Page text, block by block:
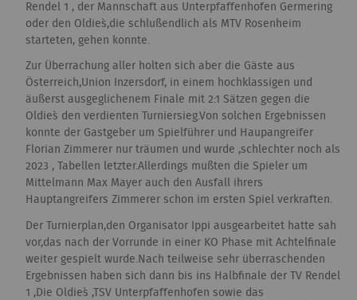
Rendel 1 , der Mannschaft aus Unterpfaffenhofen Germering
oder den Oldie`s,die schlußendlich als MTV Rosenheim
starteten, gehen konnte.
Zur Überrachung aller holten sich aber die Gäste aus
Österreich,Union Inzersdorf, in einem hochklassigen und
äußerst ausgeglichenem Finale mit 2:1 Sätzen gegen die
Oldie`s den verdienten Turniersieg.Von solchen Ergebnissen
konnte der Gastgeber um Spielführer und Haupangreifer
Florian Zimmerer nur träumen und wurde ,schlechter noch als
2023 , Tabellen letzter.Allerdings mußten die Spieler um
Mittelmann Max Mayer auch den Ausfall ihrers
Hauptangreifers Zimmerer schon im ersten Spiel verkraften.
Der Turnierplan,den Organisator Ippi ausgearbeitet hatte sah
vor,das nach der Vorrunde in einer KO Phase mit Achtelfinale
weiter gespielt wurde.Nach teilweise sehr überraschenden
Ergebnissen haben sich dann bis ins Halbfinale der TV Rendel
1 ,Die Oldie`s ,TSV Unterpfaffenhofen sowie das